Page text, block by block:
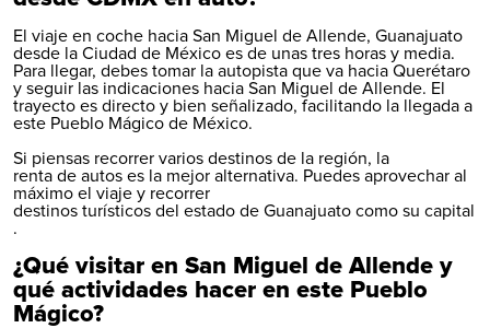
El viaje en coche hacia San Miguel de Allende, Guanajuato
desde la Ciudad de México es de unas tres horas y media.
Para llegar, debes tomar la autopista que va hacia Querétaro
y seguir las indicaciones hacia San Miguel de Allende. El
trayecto es directo y bien señalizado, facilitando la llegada a
este Pueblo Mágico de México.
Si piensas recorrer varios destinos de la región, la
renta de autos es la mejor alternativa. Puedes aprovechar al
máximo el viaje y recorrer
destinos turísticos del estado de Guanajuato como su capital
.
¿Qué visitar en San Miguel de Allende y
qué actividades hacer en este Pueblo
Mágico?